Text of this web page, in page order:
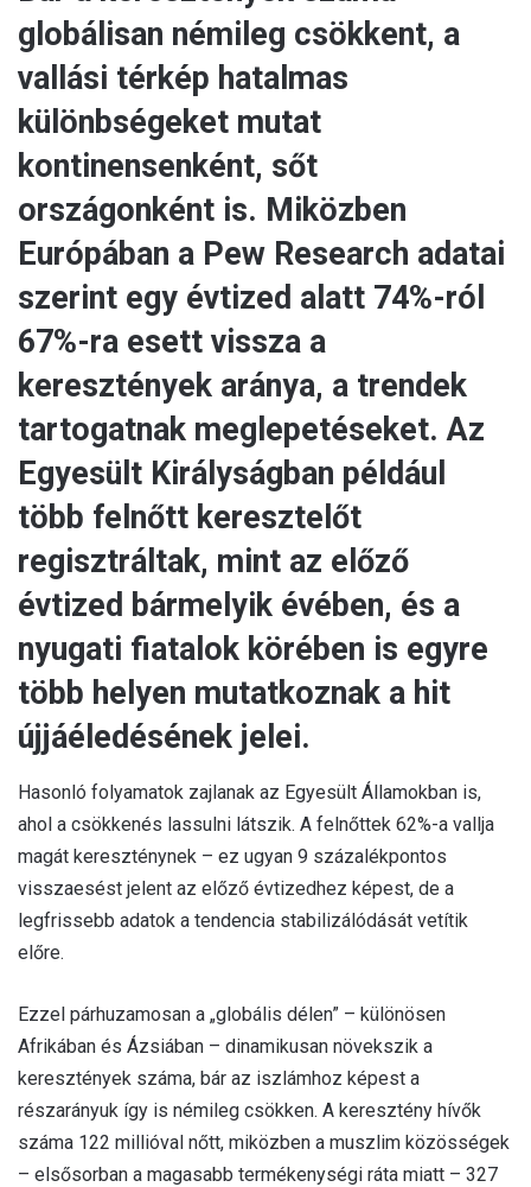
globálisan némileg csökkent, a
vallási térkép hatalmas
különbségeket mutat
kontinensenként, sőt
országonként is. Miközben
Európában a Pew Research adatai
szerint egy évtized alatt 74%-ról
67%-ra esett vissza a
keresztények aránya, a trendek
tartogatnak meglepetéseket. Az
Egyesült Királyságban például
több felnőtt keresztelőt
regisztráltak, mint az előző
évtized bármelyik évében, és a
nyugati fiatalok körében is egyre
több helyen mutatkoznak a hit
újjáéledésének jelei.
Hasonló folyamatok zajlanak az Egyesült Államokban is,
ahol a csökkenés lassulni látszik. A felnőttek 62%-a vallja
magát kereszténynek – ez ugyan 9 százalékpontos
visszaesést jelent az előző évtizedhez képest, de a
legfrissebb adatok a tendencia stabilizálódását vetítik
előre.
Ezzel párhuzamosan a „globális délen” – különösen
Afrikában és Ázsiában – dinamikusan növekszik a
keresztények száma, bár az iszlámhoz képest a
részarányuk így is némileg csökken. A keresztény hívők
száma 122 millióval nőtt, miközben a muszlim közösségek
– elsősorban a magasabb termékenységi ráta miatt – 327